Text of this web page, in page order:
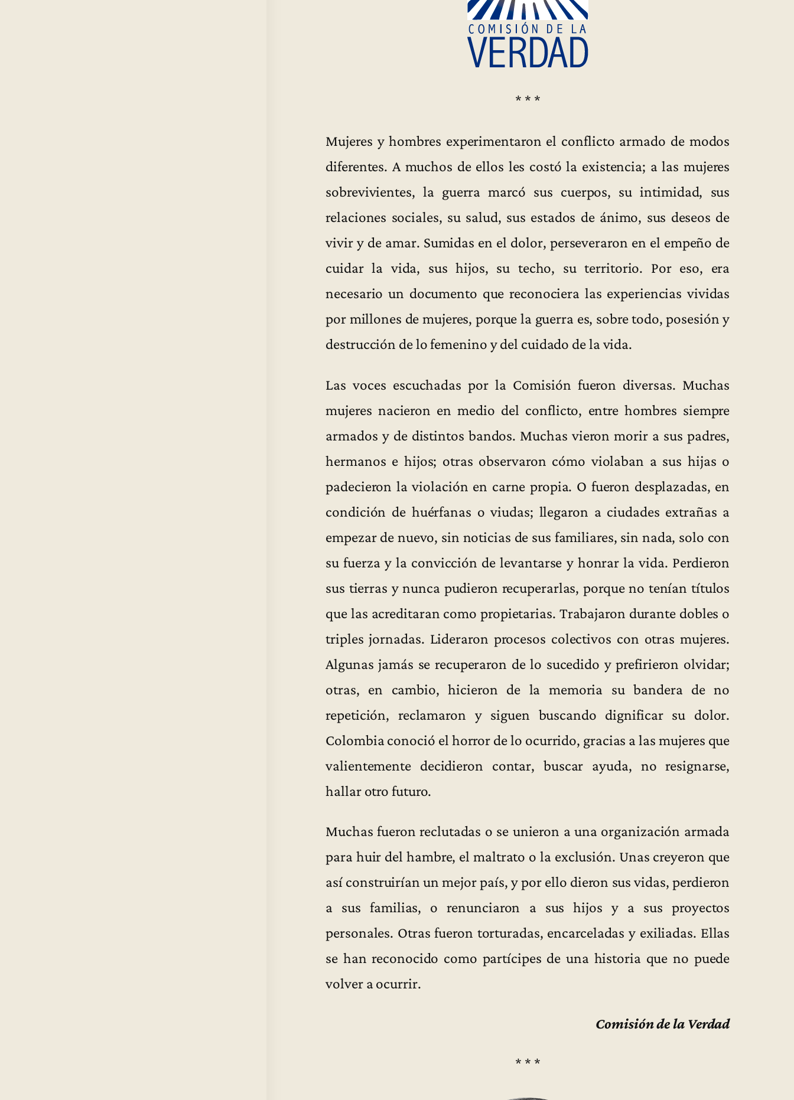
* * *
Mujeres y hombres experimentaron el conflicto armado de modos
diferentes. A muchos de ellos les costó la existencia; a las mujeres
sobrevivientes, la guerra marcó sus cuerpos, su intimidad, sus
relaciones sociales, su salud, sus estados de ánimo, sus deseos de
vivir y de amar. Sumidas en el dolor, perseveraron en el empeño de
cuidar la vida, sus hijos, su techo, su territorio. Por eso, era
necesario un documento que reconociera las experiencias vividas
por millones de mujeres, porque la guerra es, sobre todo, posesión y
destrucción de lo femenino y del cuidado de la vida.
Las voces escuchadas por la Comisión fueron diversas. Muchas
mujeres nacieron en medio del conflicto, entre hombres siempre
armados y de distintos bandos. Muchas vieron morir a sus padres,
hermanos e hijos; otras observaron cómo violaban a sus hijas o
padecieron la violación en carne propia. O fueron desplazadas, en
condición de huérfanas o viudas; llegaron a ciudades extrañas a
empezar de nuevo, sin noticias de sus familiares, sin nada, solo con
su fuerza y la convicción de levantarse y honrar la vida. Perdieron
sus tierras y nunca pudieron recuperarlas, porque no tenían títulos
que las acreditaran como propietarias. Trabajaron durante dobles o
triples jornadas. Lideraron procesos colectivos con otras mujeres.
Algunas jamás se recuperaron de lo sucedido y prefirieron olvidar;
otras, en cambio, hicieron de la memoria su bandera de no
repetición, reclamaron y siguen buscando dignificar su dolor.
Colombia conoció el horror de lo ocurrido, gracias a las mujeres que
valientemente decidieron contar, buscar ayuda, no resignarse,
hallar otro futuro.
Muchas fueron reclutadas o se unieron a una organización armada
para huir del hambre, el maltrato o la exclusión. Unas creyeron que
así construirían un mejor país, y por ello dieron sus vidas, perdieron
a sus familias, o renunciaron a sus hijos y a sus proyectos
personales. Otras fueron torturadas, encarceladas y exiliadas. Ellas
se han reconocido como partícipes de una historia que no puede
volver a ocurrir.
Comisión de la Verdad
* * *